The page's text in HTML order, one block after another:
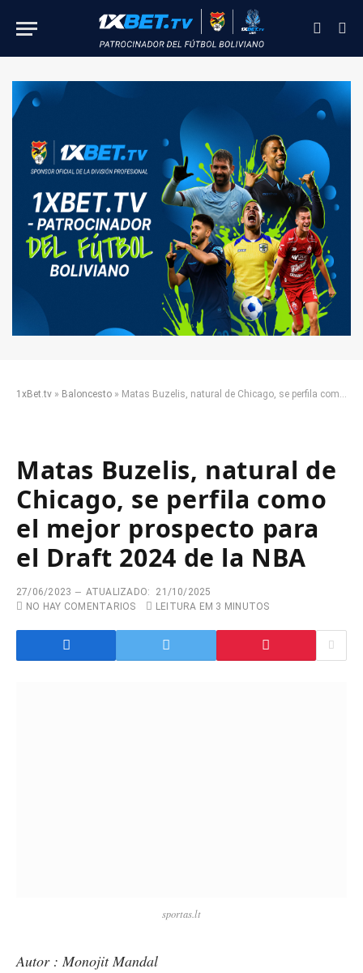
1xBet.tv » Baloncesto » Matas Buzelis, natural de Chicago, se perfila como el mejor prospecto para el Draft 2024 de la NBA
Matas Buzelis, natural de
Chicago, se perfila como
el mejor prospecto para
el Draft 2024 de la NBA
27/06/2023 ATUALIZADO:
21/10/2025
NO HAY COMENTARIOS
LEITURA EM 3 MINUTOS
sportas.lt
Autor : Monojit Mandal